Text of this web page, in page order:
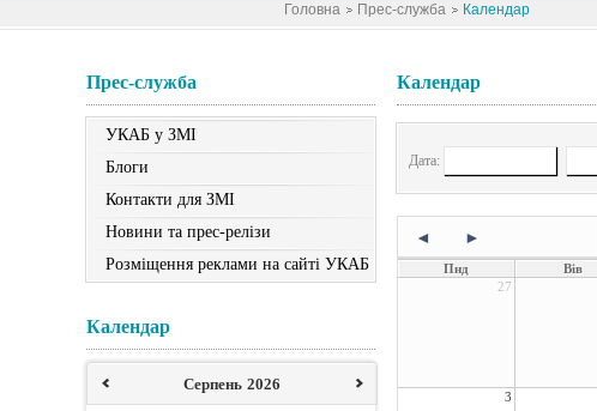
Головна Прес-служба Календар
Прес-служба
УКАБ у ЗМІ
Блоги
Контакти для ЗМІ
Новини та прес-релізи
Розміщення реклами на сайті УКАБ
Календар
Серпень 2026
Календар
Дата:
◄ ►
Пнд Вів
27
3